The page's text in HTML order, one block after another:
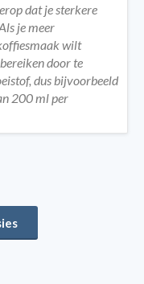
dat je sterkere
je meer
wilt
door te
dus bijvoorbeeld
200 ml per